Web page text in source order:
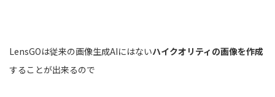
LensGOは従来の画像生成AIにはないハイクオリティの画像を作成
することが出来るので